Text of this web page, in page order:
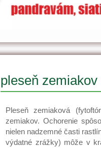
pleseň
Pleseň zemiaková
zemiakov. Ochorenie
nielen nadzemné časti
výdatné zrážky) môže v